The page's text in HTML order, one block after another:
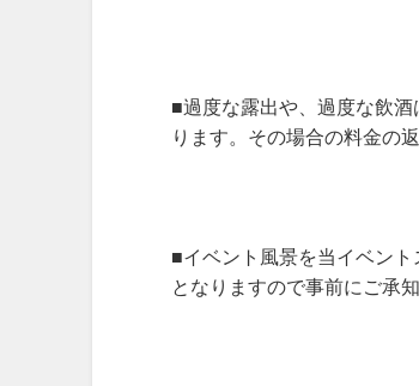
■過度な露出や、過度な飲
ります。その場合の料金の
■イベント風景を当イベン
となりますので事前にご承